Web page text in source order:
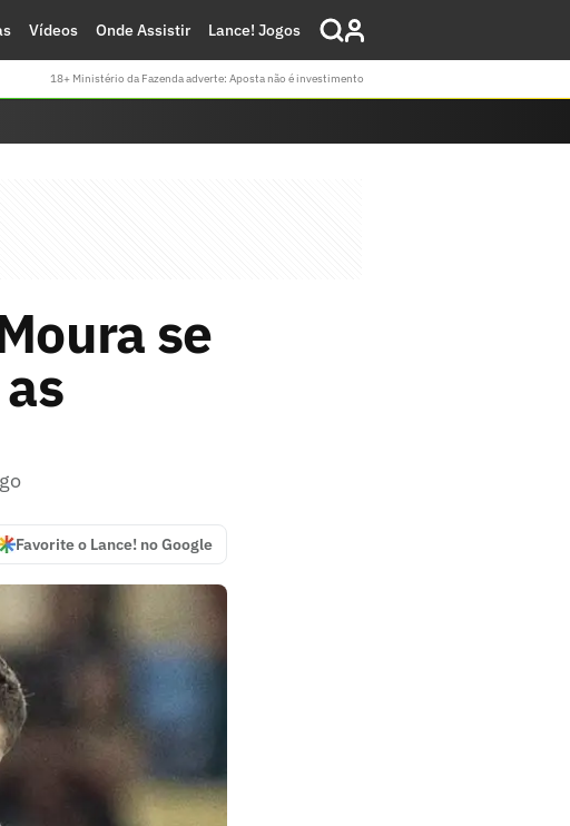
Vídeos Onde Assistir Lance! Jogos
18+ Ministério da Fazenda adverte: Aposta não é investimento
se
Favorite o Lance! no Google